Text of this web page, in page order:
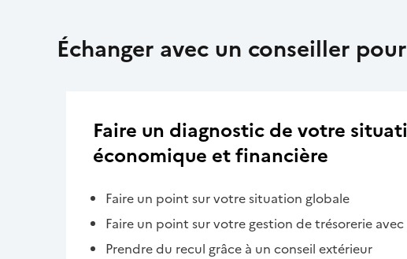
Échanger avec un conseiller
Faire un diagnostic de votre
économique et financière
Faire un point sur votre situation globale
Faire un point sur votre gestion de trésorerie
Prendre du recul grâce à un conseil extérieur